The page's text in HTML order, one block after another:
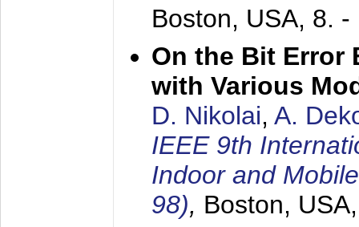
Boston, USA, 8. -
On the Bit Error
with Various
D. Nikolai, A.
IEEE 9th
Indoor and
98), Boston,